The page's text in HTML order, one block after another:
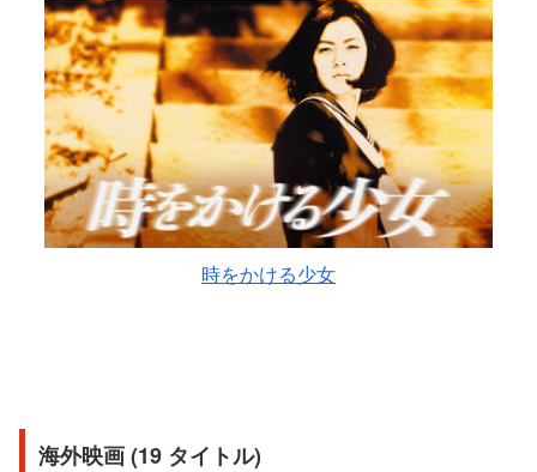
時をかける少女
海外映画 (19 タイトル)